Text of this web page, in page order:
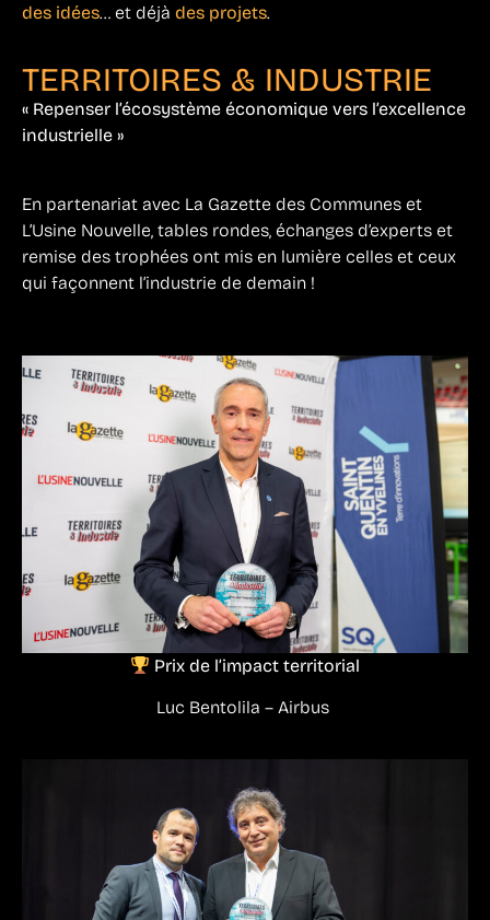
des idées… et déjà des projets.
TERRITOIRES & INDUSTRIE
« Repenser l’écosystème économique vers l’excellence
industrielle »
En partenariat avec La Gazette des Communes et
L’Usine Nouvelle, tables rondes, échanges d’experts et
remise des trophées ont mis en lumière celles et ceux
qui façonnent l’industrie de demain !
Prix de l’impact territorial
Luc Bentolila – Airbus